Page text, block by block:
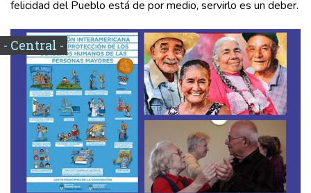
felicidad del Pueblo está de por medio, servirlo es un deber.
- Central -